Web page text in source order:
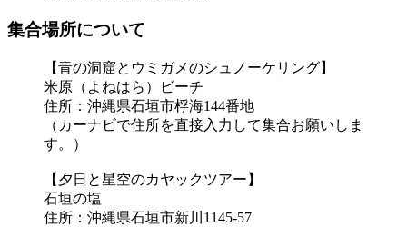
集合場所について
【青の洞窟とウミガメのシュノーケリング】
米原（よねはら）ビーチ
住所：沖縄県石垣市桴海144番地
（カーナビで住所を直接入力して集合お願いしま
す。）
【夕日と星空のカヤックツアー】
石垣の塩
住所：沖縄県石垣市新川1145-57